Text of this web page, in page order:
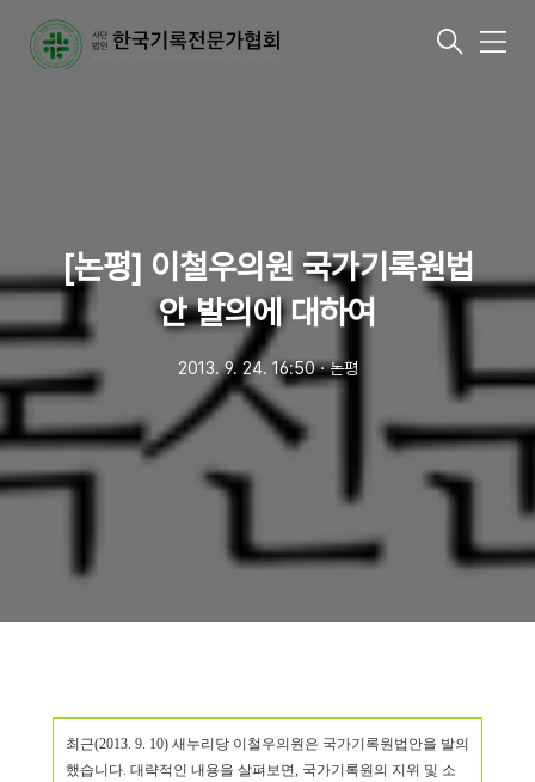
메
[논평] 이철우의원 국가기록원법
안 발의에 대하여
2013. 9. 24. 16:50ㆍ논평
최근(2013. 9. 10) 새누리당 이철우의원은 국가기록원법안을 발의
했습니다. 대략적인 내용을 살펴보면, 국가기록원의 지위 및 소